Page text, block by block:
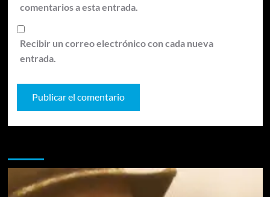
comentarios a esta entrada.
Recibir un correo electrónico con cada nueva
entrada.